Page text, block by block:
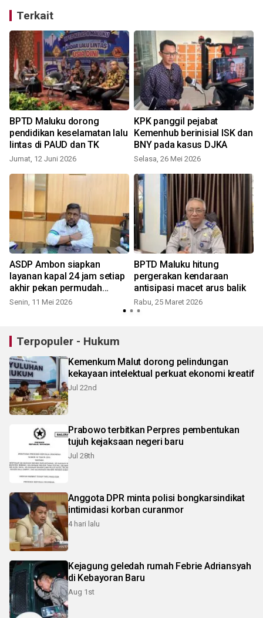
Terkait
BPTD Maluku dorong
pendidikan keselamatan lalu
lintas di PAUD dan TK
Jumat, 12 Juni 2026
KPK panggil pejabat
Kemenhub berinisial ISK dan
BNY pada kasus DJKA
Selasa, 26 Mei 2026
ASDP Ambon siapkan
layanan kapal 24 jam setiap
akhir pekan permudah
mobilitas warga
Senin, 11 Mei 2026
BPTD Maluku hitung
pergerakan kendaraan
antisipasi macet arus balik
Rabu, 25 Maret 2026
Terpopuler - Hukum
Kemenkum Malut dorong pelindungan
kekayaan intelektual perkuat ekonomi kreatif
Jul 22nd
Prabowo terbitkan Perpres pembentukan
tujuh kejaksaan negeri baru
Jul 28th
Anggota DPR minta polisi bongkarsindikat
intimidasi korban curanmor
4 hari lalu
Kejagung geledah rumah Febrie Adriansyah
di Kebayoran Baru
Aug 1st